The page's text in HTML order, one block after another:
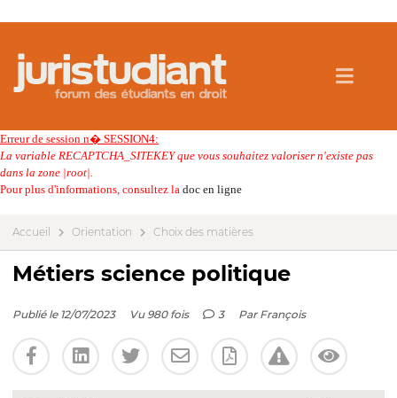
Erreur de session n� SESSION4:
La variable RECAPTCHA_SITEKEY que vous souhaitez valoriser n'existe pas
dans la zone |root|.
Pour plus d'informations, consultez la doc en ligne
Accueil Orientation Choix des matières
Métiers science politique
Publié le 12/07/2023 Vu 980 fois 3 Par François